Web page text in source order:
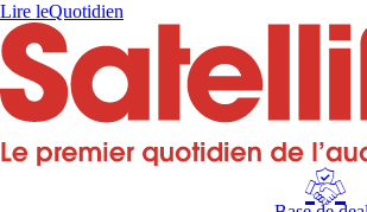
Lire leQuotidien